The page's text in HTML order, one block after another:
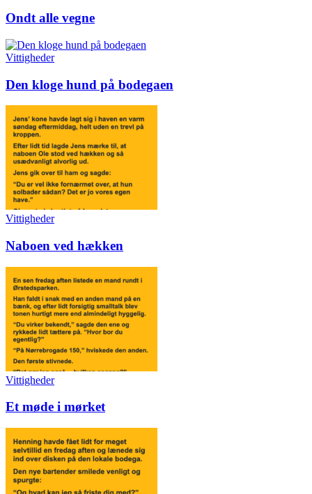
Ondt alle vegne
Vittigheder
Den kloge hund på bodegaen
Vittigheder
Naboen ved hækken
Vittigheder
Et møde i mørket